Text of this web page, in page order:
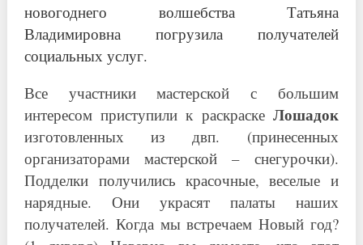
новогоднего волшебства Татьяна
Владимировна погрузила получателей
социальных услуг.
Все участники мастерской с большим
интересом приступили к раскраске Лошадок
изготовленных из двп. (принесенных
организаторами мастерской – снегурочки).
Подделки получились красочные, веселые и
нарядные. Они украсят палаты наших
получателей. Когда мы встречаем Новый год?